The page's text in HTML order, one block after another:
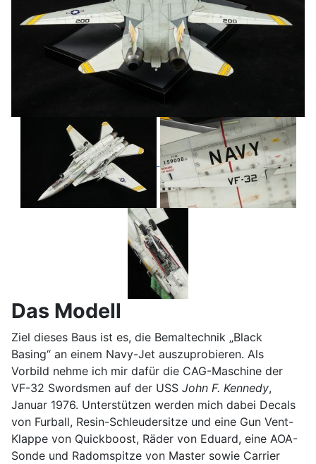
Das Modell
Ziel dieses Baus ist es, die Bemaltechnik „Black
Basing“ an einem Navy-Jet auszuprobieren. Als
Vorbild nehme ich mir dafür die CAG-Maschine der
VF-32 Swordsmen auf der USS John F. Kennedy,
Januar 1976. Unterstützen werden mich dabei Decals
von Furball, Resin-Schleudersitze und eine Gun Vent-
Klappe von Quickboost, Räder von Eduard, eine AOA-
Sonde und Radomspitze von Master sowie Carrier